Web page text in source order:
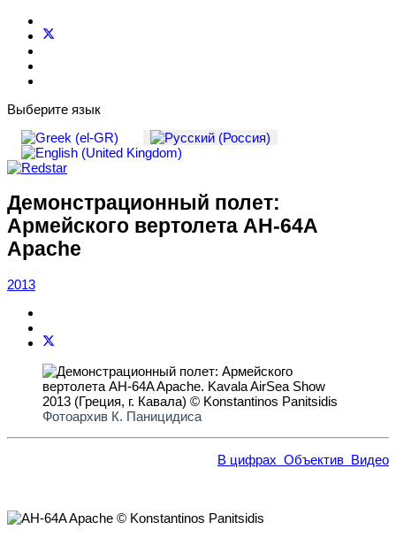
Выберите язык
Демонстрационный полет:
Армейского вертолета AH-64A
Apache
2013
Фотоархив К. Паницидиса
В цифрах Объектив Видео